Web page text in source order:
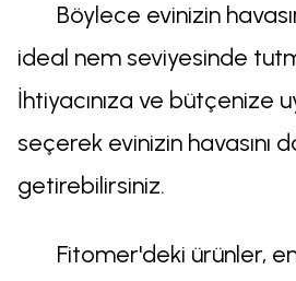
Böylece evinizin
ideal nem seviyesinde
İhtiyacınıza ve bütçenize
seçerek evinizin havasını
getirebilirsiniz.
Fitomer'deki ürünler,